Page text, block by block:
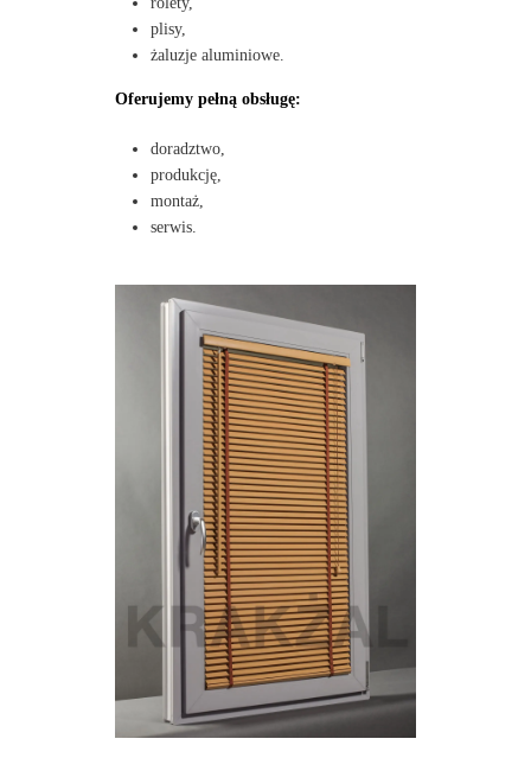
plisy,
żaluzje aluminiowe.
Oferujemy pełną obsługę:
doradztwo,
produkcję,
montaż,
serwis.